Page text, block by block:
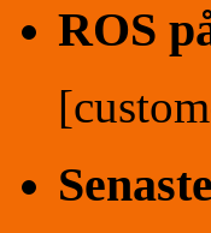
ROS